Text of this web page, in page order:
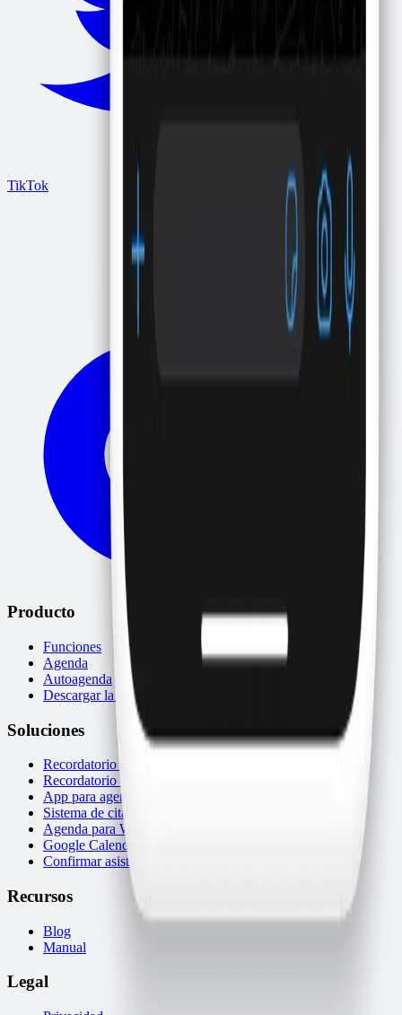
TikTok
Producto
Funciones
Agenda
Autoagenda
Descargar la app
Soluciones
Recordatorio de citas
Recordatorio de turnos
App para agendar citas
Sistema de citas
Agenda para WhatsApp
Google Calendar y WhatsApp
Confirmar asistencia por WhatsApp
Recursos
Blog
Manual
Legal